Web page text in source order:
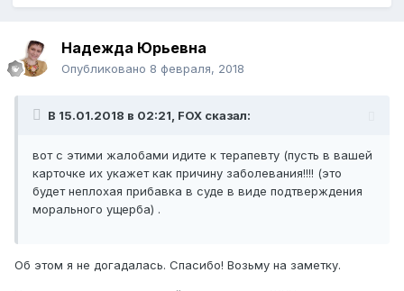
Надежда Юрьевна
Опубликовано 8 февраля, 2018
В 15.01.2018 в 02:21, FOX сказал:
вот с этими жалобами идите к терапевту (пусть в вашей
карточке их укажет как причину заболевания!!!! (это
будет неплохая прибавка в суде в виде подтверждения
морального ущерба) .
Об этом я не догадалась. Спасибо! Возьму на заметку.